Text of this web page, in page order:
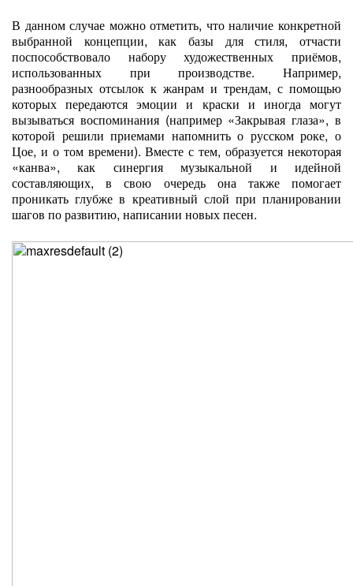
В данном случае можно отметить, что наличие конкретной
выбранной концепции, как базы для стиля, отчасти
поспособствовало набору художественных приёмов,
использованных при производстве. Например,
разнообразных отсылок к жанрам и трендам, с помощью
которых передаются эмоции и краски и иногда могут
вызываться воспоминания (например «Закрывая глаза», в
которой решили приемами напомнить о русском роке, о
Цое, и о том времени). Вместе с тем, образуется некоторая
«канва», как синергия музыкальной и идейной
составляющих, в свою очередь она также помогает
проникать глубже в креативный слой при планировании
шагов по развитию, написании новых песен.